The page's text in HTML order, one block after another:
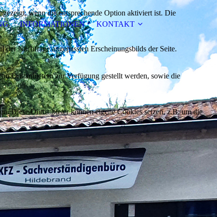
INFORMATIONEN KONTAKT
wenn die entsprechende Option aktiviert ist. Die
Nachfrage angepassten Erscheinungsbilds der Seite.
Drittanbietern zur Verfügung gestellt werden, sowie die
Diese Drittanbieter können eigene Cookies setzen, z.B. um die